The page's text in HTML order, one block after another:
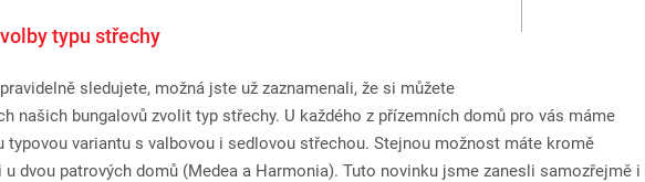
typu střechy
sledujete, možná jste už zaznamenali, že si můžete
našich bungalovů zvolit typ střechy. U každého z přízemních domů pro vás máme
typovou variantu s valbovou i sedlovou střechou. Stejnou možnost máte kromě
u dvou patrových domů (Medea a Harmonia). Tuto novinku jsme zanesli samozřejmě i